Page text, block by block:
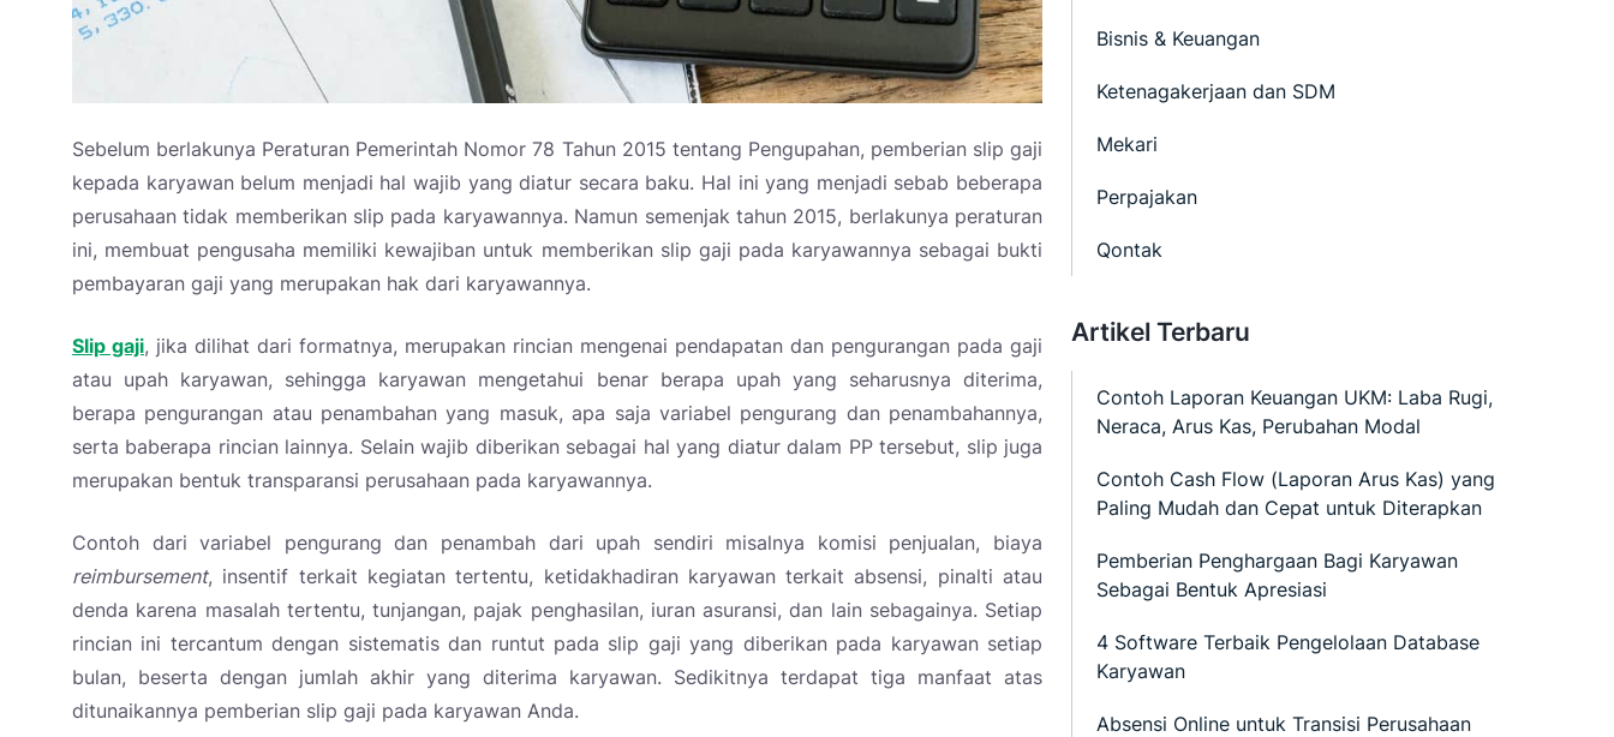
Sebelum berlakunya Peraturan Pemerintah Nomor 78 Tahun 2015 tentang Pengupahan, pemberian slip gaji
kepada karyawan belum menjadi hal wajib yang diatur secara baku. Hal ini yang menjadi sebab beberapa
perusahaan tidak memberikan slip pada karyawannya. Namun semenjak tahun 2015, berlakunya peraturan
ini, membuat pengusaha memiliki kewajiban untuk memberikan slip gaji pada karyawannya sebagai bukti
pembayaran gaji yang merupakan hak dari karyawannya.
Slip gaji, jika dilihat dari formatnya, merupakan rincian mengenai pendapatan dan pengurangan pada gaji
atau upah karyawan, sehingga karyawan mengetahui benar berapa upah yang seharusnya diterima,
berapa pengurangan atau penambahan yang masuk, apa saja variabel pengurang dan penambahannya,
serta baberapa rincian lainnya. Selain wajib diberikan sebagai hal yang diatur dalam PP tersebut, slip juga
merupakan bentuk transparansi perusahaan pada karyawannya.
Contoh dari variabel pengurang dan penambah dari upah sendiri misalnya komisi penjualan, biaya
reimbursement, insentif terkait kegiatan tertentu, ketidakhadiran karyawan terkait absensi, pinalti atau
denda karena masalah tertentu, tunjangan, pajak penghasilan, iuran asuransi, dan lain sebagainya. Setiap
rincian ini tercantum dengan sistematis dan runtut pada slip gaji yang diberikan pada karyawan setiap
bulan, beserta dengan jumlah akhir yang diterima karyawan. Sedikitnya terdapat tiga manfaat atas
ditunaikannya pemberian slip gaji pada karyawan Anda.
Bisnis & Keuangan
Ketenagakerjaan dan SDM
Mekari
Perpajakan
Qontak
Artikel Terbaru
Contoh Laporan Keuangan UKM: Laba Rugi,
Neraca, Arus Kas, Perubahan Modal
Contoh Cash Flow (Laporan Arus Kas) yang
Paling Mudah dan Cepat untuk Diterapkan
Pemberian Penghargaan Bagi Karyawan
Sebagai Bentuk Apresiasi
4 Software Terbaik Pengelolaan Database
Karyawan
Absensi Online untuk Transisi Perusahaan